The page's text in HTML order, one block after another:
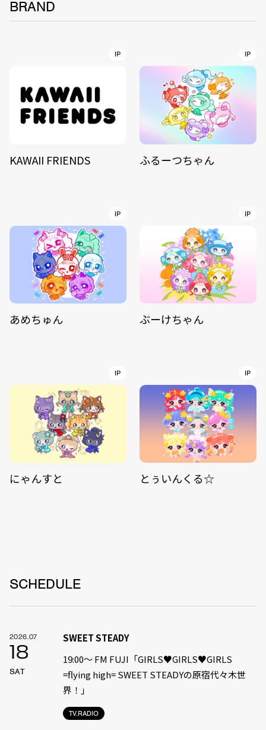
BRAND
IP
KAWAII FRIENDS
IP
ふるーつちゃん
IP
あめちゅん
IP
ぶーけちゃん
IP
にゃんすと
IP
とぅいんくる☆
SCHEDULE
2026.07
18
SAT
TV.RADIO
SWEET STEADY
19:00〜 FM FUJI「GIRLS♥GIRLS♥GIRLS
=flying high= SWEET STEADYの原宿代々木世
界！」